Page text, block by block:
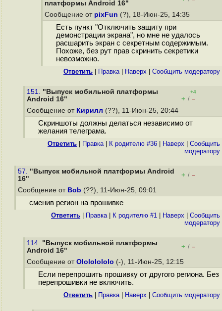
платформы Android 16"
Сообщение от pixFun (?), 18-Июн-25, 14:35
Есть пункт "Отключить защиту при
демонстрации экрана", но мне не удалось
расшарить экран с секретным содержимым.
Похоже, без рут прав скринить секретики
невозможно.
Ответить Правка| Наверх Cообщить модератору
151. "Выпуск мобильной платформы
Android 16"
+4
+ / –
Сообщение от Кирилл (??), 11-Июн-25, 20:44
Скриншоты должны делаться независимо от
желания телеграма.
Ответить Правка| К родителю #36 Наверх
Cообщить
модератору
57. "Выпуск мобильной платформы Android
16"
+ / –
Сообщение от Bob (??), 11-Июн-25, 09:01
сменив регион на прошивке
Ответить Правка| К родителю #1 Наверх
Cообщить
модератору
114. "Выпуск мобильной платформы
Android 16"
+ / –
Сообщение от Olololololo (-), 11-Июн-25, 12:15
Если перепрошить прошивку от другого региона. Без
перепрошивки не включить.
Ответить Правка| Наверх Cообщить модератору